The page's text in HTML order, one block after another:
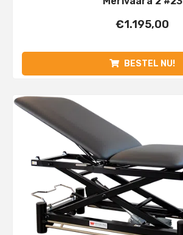
€1.195,00
BESTEL NU!